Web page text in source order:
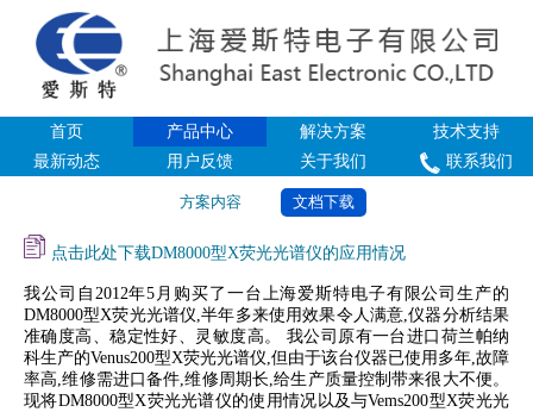
首页 产品中心 解决方案
技术支持
最新动态
用户反馈 关于我们 联系我们
方案内容 文档下载
点击此处下载DM8000型X荧光光谱仪的应用情况
我公司自2012年5月购买了一台上海爱斯特电子有限公司生产的
DM8000型X荧光光谱仪,半年多来使用效果令人满意,仪器分析结果
准确度高、稳定性好、灵敏度高。 我公司原有一台进口荷兰帕纳
科生产的Venus200型X荧光光谱仪,但由于该台仪器已使用多年,故障
率高,维修需进口备件,维修周期长,给生产质量控制带来很大不便。
现将DM8000型X荧光光谱仪的使用情况以及与Vems200型X荧光光